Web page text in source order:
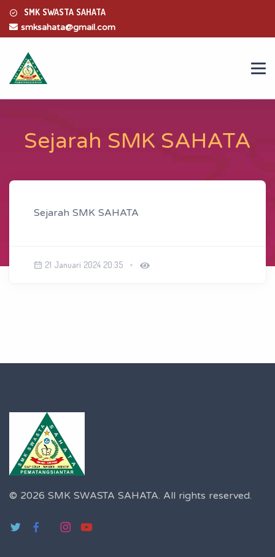
SMK SWASTA SAHATA
smksahata@gmail.com
Sejarah SMK SAHATA
Sejarah SMK SAHATA
21 Januari 2024 20:35
© 2026 SMK SWASTA SAHATA. All rights reserved.